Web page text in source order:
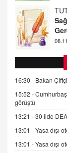
2
16:30 - Bakan
15:52 -
görüştü
13:21 -30 ilde
13:01 -Yasa dışı
13:01 -Yasa dışı